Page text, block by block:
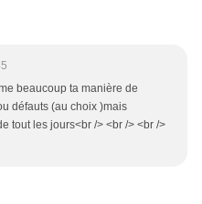
beaucoup ta manière de
défauts (au choix )mais
tout les jours<br /> <br /> <br />